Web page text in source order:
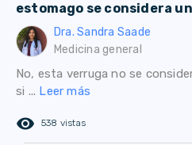
estomago se considera
Dra. Sandra Saade
Medicina general
No, esta verruga no se
si ... Leer más
remove_red_eye 538 vistas